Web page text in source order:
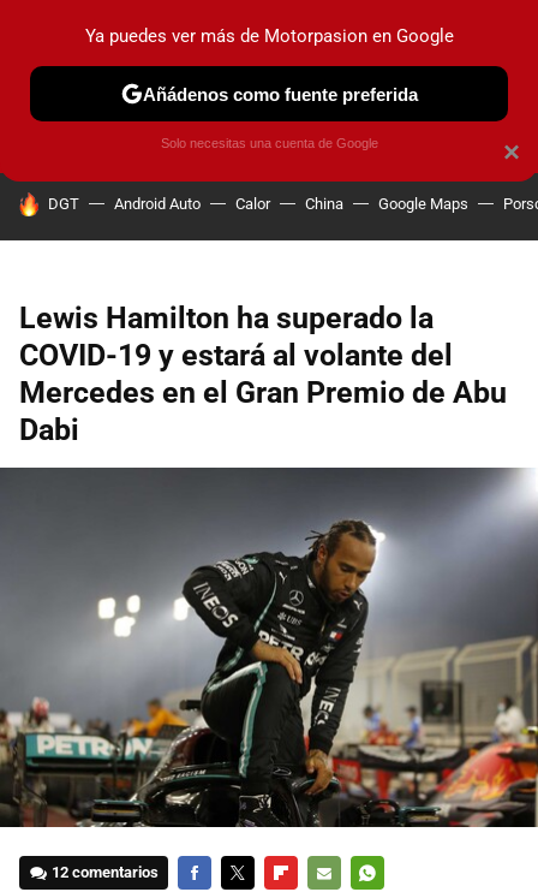
PRUEBAS COCHES ELÉCTRICOS OBSERVATORIO
HOY SE HABLA DE
DGT Android Auto Calor China Google Maps
Lewis Hamilton ha superado la
COVID-19 y estará al volante del
Mercedes en el Gran Premio de Abu
Dabi
12 comentarios
×
Ya puedes ver más de Motorpasion en Google
Añádenos como fuente preferida
Solo necesitas una cuenta de Google